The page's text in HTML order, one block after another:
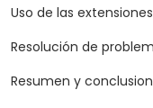
Uso de las
Resolución de
Resumen y